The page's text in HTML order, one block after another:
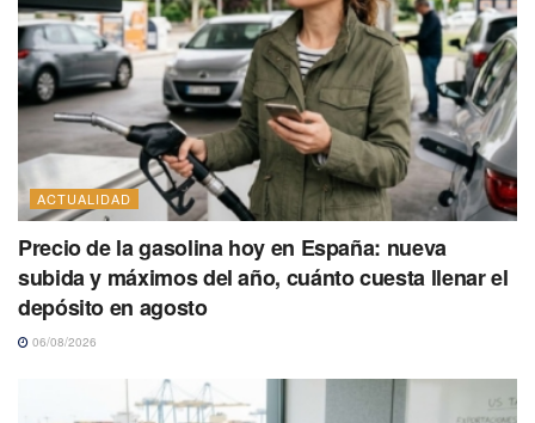
ACTUALIDAD
Precio de la gasolina hoy en España: nueva
subida y máximos del año, cuánto cuesta llenar el
depósito en agosto
06/08/2026